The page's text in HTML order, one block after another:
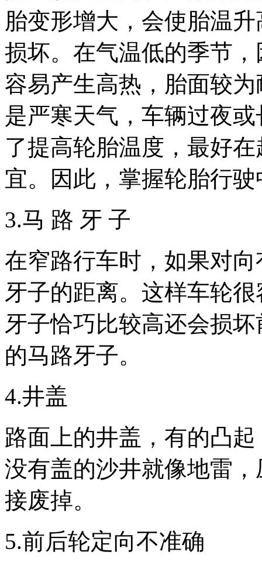
胎变形增大，会使胎温
损坏。在气温低的季节
容易产生高热，胎面较
是严寒天气，车辆过夜
了提高轮胎温度，最好
宜。因此，掌握轮胎行
3.马 路 牙 子
在窄路行车时，如果对
牙子的距离。这样车轮
牙子恰巧比较高还会损
的马路牙子。
4.井盖
路面上的井盖，有的凸
没有盖的沙井就像地雷
接废掉。
5.前后轮定向不准确